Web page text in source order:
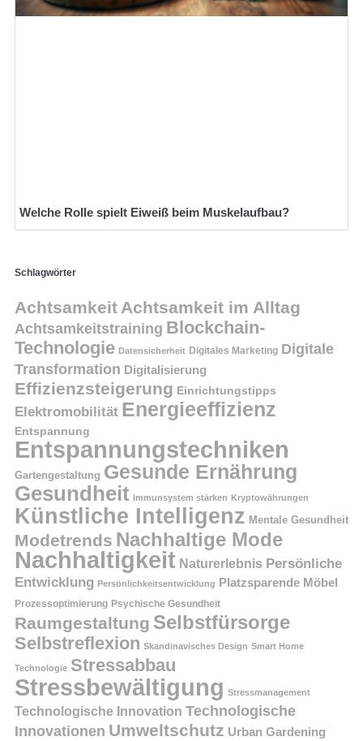
Welche Rolle spielt Eiweiß beim Muskelaufbau?
Schlagwörter
AchtsamkeitAchtsamkeit im Alltag
Achtsamkeitstraining Blockchain-
Technologie Datensicherheit Digitales Marketing Digitale
Transformation Digitalisierung
Effizienzsteigerung Einrichtungstipps
Elektromobilität Energieeffizienz
Entspannung
Entspannungstechniken
Gartengestaltung Gesunde Ernährung
Gesundheit Immunsystem stärken Kryptowährungen
Künstliche Intelligenz Mentale Gesundheit
Modetrends Nachhaltige Mode
Nachhaltigkeit Naturerlebnis Persönliche
Entwicklung Persönlichkeitsentwicklung Platzsparende Möbel
Prozessoptimierung Psychische Gesundheit
Raumgestaltung Selbstfürsorge
Selbstreflexion Skandinavisches Design Smart Home
Technologie Stressabbau
Stressbewältigung Stressmanagement
Technologische Innovation Technologische
Innovationen Umweltschutz Urban Gardening